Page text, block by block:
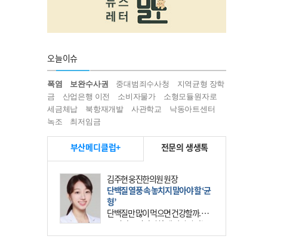
오늘이슈
폭염 보완수사권 중대범죄수사청
지역균형 장학
금
산업은행 이전 소비자물가
소형모듈원자로
세금체납
북항재개발 사관학교
낙동아트센터
녹조
최저임금
부산메디클럽+ 전문의 생생톡
김주현 웅진한의원 원장
단백질 열풍 속 놓치지 말아야 할 ‘균
형’
단백질만 많이 먹으면 건강할까. 요
즘 건강을 이야기할 때 빠지지 않는
키워드가 단백질이다. 헬스장을 다니